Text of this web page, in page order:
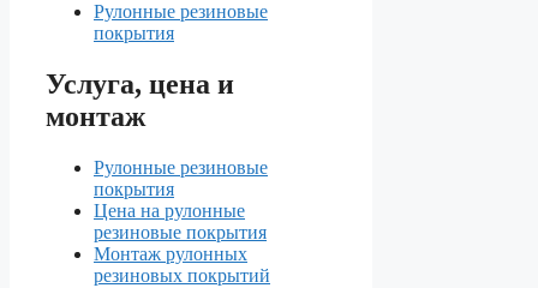
Рулонные резиновые
покрытия
Услуга, цена и
монтаж
Рулонные резиновые
покрытия
Цена на рулонные
резиновые покрытия
Монтаж рулонных
резиновых покрытий